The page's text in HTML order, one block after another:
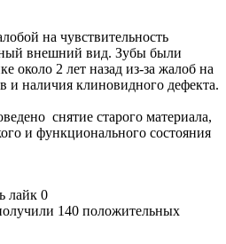
на чувствительность
внешний вид. Зубы были
около 2 лет назад из-за жалоб на
и наличия клиновидного дефекта.
снятие старого материала,
и функционального состояния
0
140 положительных